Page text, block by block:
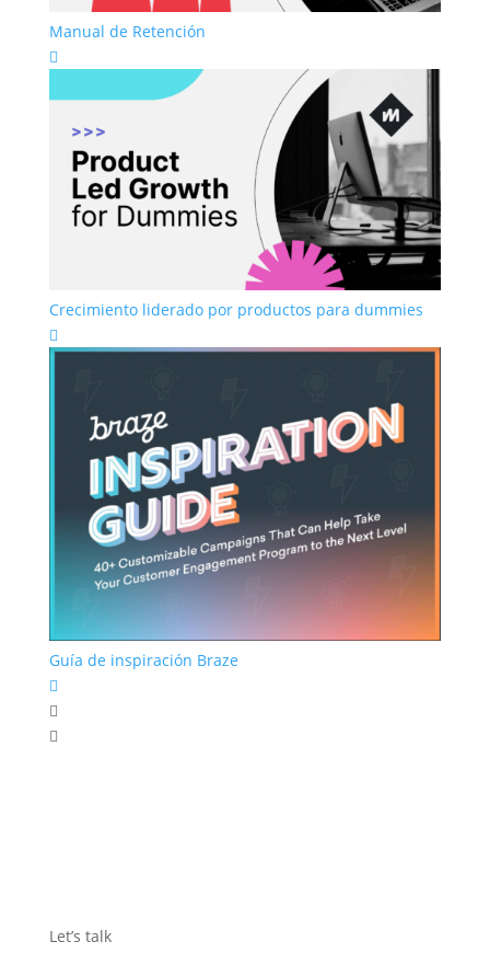
Manual de Retención

Crecimiento liderado por productos para dummies

Guía de inspiración Braze



Let’s talk